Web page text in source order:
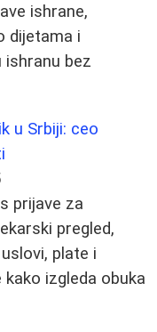
ishrane,
dijetama i
ishranu bez
u Srbiji: ceo
prijave za
pregled,
plate i
izgleda obuka